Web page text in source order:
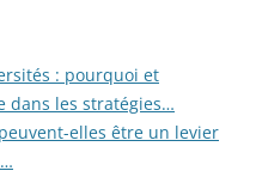
: pourquoi et
dans les stratégies…
elles être un levier